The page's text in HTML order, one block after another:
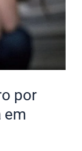
por
em